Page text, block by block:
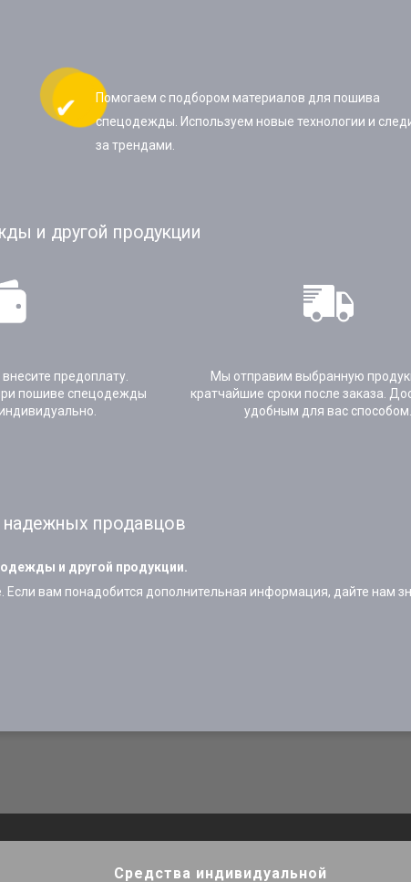
Помогаем с подбором материалов для пошива
спецодежды. Используем новые технологии и
за трендами.
и другой продукции
предоплату.
пошиве спецодежды
Мы отправим выбранную
кратчайшие сроки после заказа.
удобным для вас способом.
продавцов
и другой продукции.
вам понадобится дополнительная информация, дайте нам
Средства индивидуальной